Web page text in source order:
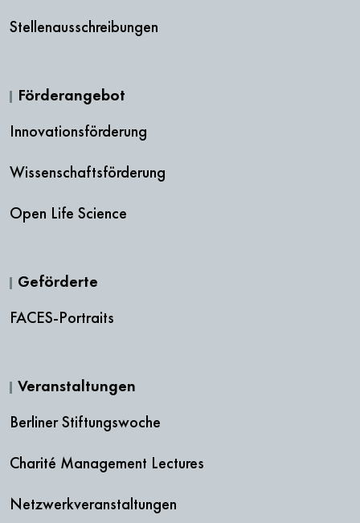
Stellenausschreibungen
Förderangebot
Innovationsförderung
Wissenschaftsförderung
Open Life Science
Geförderte
FACES-Portraits
Veranstaltungen
Berliner Stiftungswoche
Charité Management Lectures
Netzwerkveranstaltungen